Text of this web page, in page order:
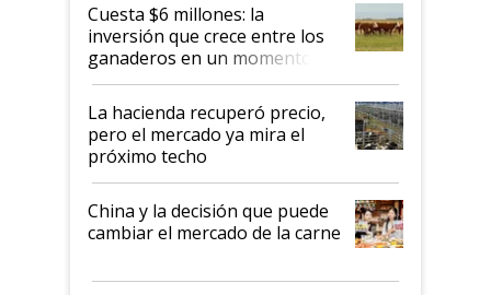
Cuesta $6 millones: la
inversión que crece entre los
ganaderos en un momento
histórico para la actividad
La hacienda recuperó precio,
pero el mercado ya mira el
próximo techo
China y la decisión que puede
cambiar el mercado de la carne